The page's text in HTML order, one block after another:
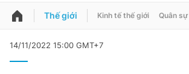
QUẢNG CÁO
Thế giới Kinh tế thế giới Quân sự
14/11/2022 15:00 GMT+7